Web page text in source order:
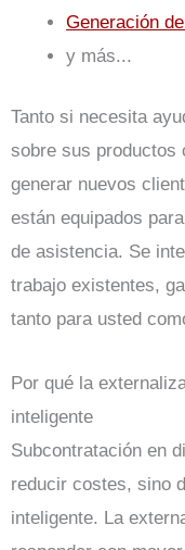
Generación
y más...
Tanto si necesita
sobre sus productos
generar nuevos
están equipados
de asistencia. Se
trabajo existentes,
tanto para usted
Por qué la
inteligente
Subcontratación en
reducir costes, sino
inteligente. La